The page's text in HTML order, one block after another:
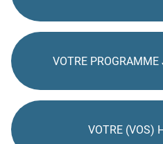
VOTRE PROGRAMME
VOTRE (VOS)